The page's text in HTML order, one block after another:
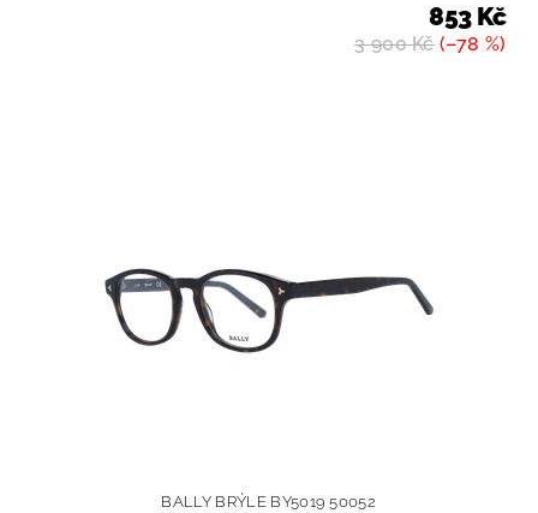
3 900 Kč(–78 %)
853 Kč
BALLY BRÝLE BY5019 50052